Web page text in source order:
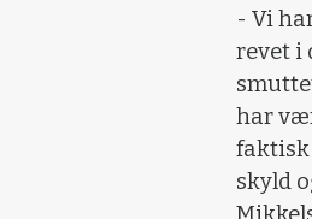
- Vi
revet i
har
faktisk
skyld